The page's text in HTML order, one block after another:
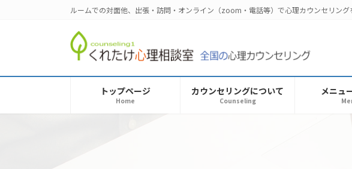
へ
ョ
ルームでの対面他、出張・訪問・オンライン（zoom・電話等）で心理カウンセリン
トップページ
Home
カウンセリングについて
Counseling
メニュ